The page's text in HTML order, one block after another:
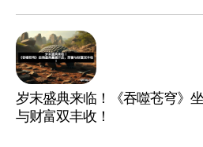
岁末盛典来临！《吞噬苍穹》
与财富双丰收！